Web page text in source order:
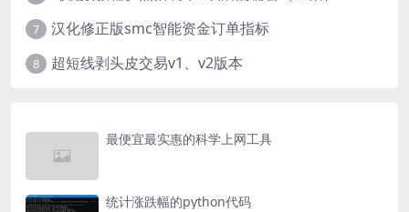
7 汉化修正版smc智能资金订单指标
8 超短线剥头皮交易v1、v2版本
最便宜最实惠的科学上网工具
统计涨跌幅的python代码